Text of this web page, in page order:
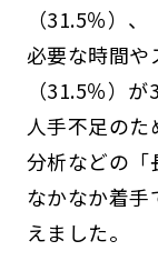
（31.5％）
必要な時間や
（31.5％）
人手不足のた
分析などの「
なかなか着手
えました。